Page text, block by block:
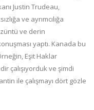
Justin Trudeau,
ve ayrımcılığa
ve derin
yaptı. Kanada bu
Eşit Haklar
çalışıyorduk ve şimdi
ile çalışmayı dört gözle